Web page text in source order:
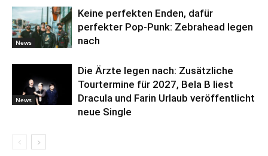
News
Keine perfekten Enden, dafür
perfekter Pop-Punk: Zebrahead legen
nach
News
Die Ärzte legen nach: Zusätzliche
Tourtermine für 2027, Bela B liest
Dracula und Farin Urlaub veröffentlicht
neue Single